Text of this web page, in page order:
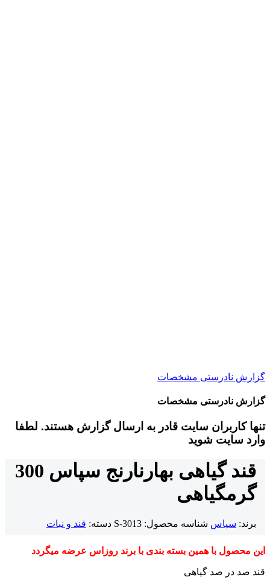
گزارش نادرستی مشخصات
گزارش نادرستی مشخصات
تنها کاربران سایت قادر به ارسال گزارش هستند. لطفا
وارد سایت شوید
قند گیاهی بهارنارنج سپاس 300
گرمگیاهی
برند: سپاس شناسه محصول: S-3013 دسته: قند و نبات
این محصول با همین بسته بندی با برند روزاس عرضه میگردد
قند صد در صد گیاهی